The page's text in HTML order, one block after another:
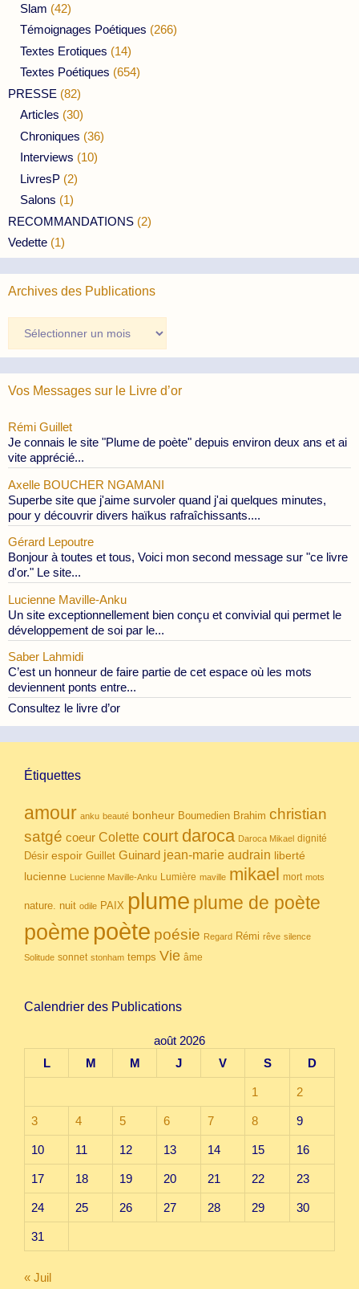
Slam (42)
Témoignages Poétiques (266)
Textes Erotiques (14)
Textes Poétiques (654)
PRESSE (82)
Articles (30)
Chroniques (36)
Interviews (10)
LivresP (2)
Salons (1)
RECOMMANDATIONS (2)
Vedette (1)
Archives des Publications
des
Publications
Vos Messages sur le Livre d’or
Rémi Guillet
Je connais le site "Plume de poète" depuis environ deux ans et ai
vite apprécié...
Axelle BOUCHER NGAMANI
Superbe site que j'aime survoler quand j'ai quelques minutes,
pour y découvrir divers haïkus rafraîchissants....
Gérard Lepoutre
Bonjour à toutes et tous, Voici mon second message sur "ce livre
d'or." Le site...
Lucienne Maville-Anku
Un site exceptionnellement bien conçu et convivial qui permet le
développement de soi par le...
Saber Lahmidi
C’est un honneur de faire partie de cet espace où les mots
deviennent ponts entre...
Consultez le livre d’or
Étiquettes
amour anku beauté bonheur Boumedien Brahim christian
satgé coeur Colette court daroca Daroca Mikael dignité
Désir espoir Guillet Guinard jean-marie audrain liberté
lucienne Lucienne Maville-Anku Lumière maville mikael mort mots
nature. nuit odile PAIX plume plume de poète
poème poète poésie Regard Rémi rêve silence
Solitude sonnet stonham temps Vie âme
Calendrier des Publications
août 2026
L
M M J V S D
1 2
3 4 5 6 7 8 9
10 11 12 13 14 15 16
17 18 19 20 21 22 23
24 25 26 27 28 29 30
31
« Juil